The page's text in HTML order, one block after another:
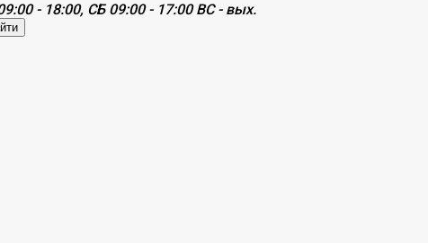
- 18:00, СБ 09:00 - 17:00 ВС - вых.